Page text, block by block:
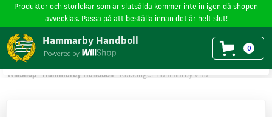
Vi använder cookies på willshop.se. Läs mer i vår
Läs mer
Produkter och storlekar som är slutsålda kommer inte in igen då shopen
avvecklas. Passa på att beställa innan det är helt slut!
Hammarby Handboll
Powered by
0
WillShop Hammarby Handboll Kalsonger Hammarby Vita